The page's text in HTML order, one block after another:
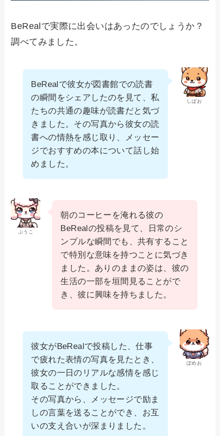
BeRealで実際に出会いはあったのでしょうか？
調べてみました。
しばお
BeRealで彼女が図書館での読書
の瞬間をシェアしたのを見て、私
たちの共通の趣味が読書だと気づ
きました。その写真から彼女の読
書への情熱を感じ取り、メッセー
ジでおすすめの本について話し始
めました。
ぷうこ
朝のコーヒーを淹れる彼の
BeRealの投稿を見て、日常のシ
ンプルな瞬間でも、共有すること
で特別な意味を持つことに気づき
ました。ありのままの姿は、彼の
生活の一部を垣間見ることがで
き、彼に興味を持ちました。
ぽめお
彼女がBeRealで投稿した、仕事
で疲れた表情の写真を見たとき、
彼女の一日のリアルな感情を感じ
取ることができました。
その写真から、メッセージで励ま
しの言葉を送ることができ、お互
いの支え合いが深まりました。